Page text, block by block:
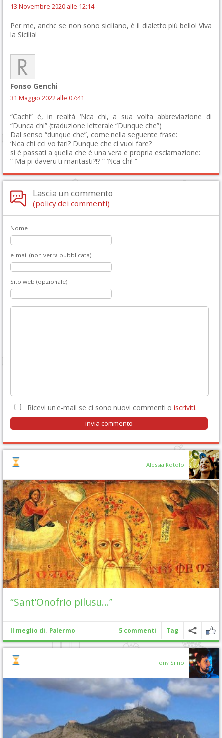
13 Novembre 2020 alle 12:14
Per me, anche se non sono siciliano, è il dialetto più bello! Viva
la Sicilia!
Fonso Genchi
31 Maggio 2022 alle 07:41
“Cachì” è, in realtà ‘Nca chi, a sua volta abbreviazione di
“Dunca chi” (traduzione letterale “Dunque che”)
Dal senso “dunque che”, come nella seguente frase:
‘Nca chi cci vo fari? Dunque che ci vuoi fare?
si è passati a quella che è una vera e propria esclamazione:
” Ma pi daveru ti maritasti?!? ” ‘Nca chi! “
Lascia un commento
(policy dei commenti)
Nome
e-mail (non verrà pubblicata)
Sito web (opzionale)
Ricevi un'e-mail se ci sono nuovi commenti o iscriviti.
Alessia Rotolo
“Sant’Onofrio pilusu…”
Il meglio di, Palermo 5 commenti Tag
Tony Siino